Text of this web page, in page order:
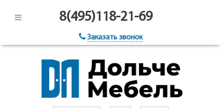
8(495)118-21-69
Заказать звонок